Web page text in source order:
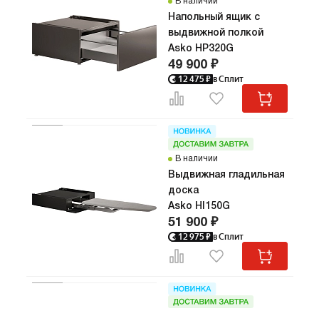
Напольный ящик с
выдвижной полкой
Asko HP320G
49 900 ₽
12 475 ₽ в Сплит
В наличии
Выдвижная гладильная
доска
Asko HI150G
51 900 ₽
12 975 ₽ в Сплит